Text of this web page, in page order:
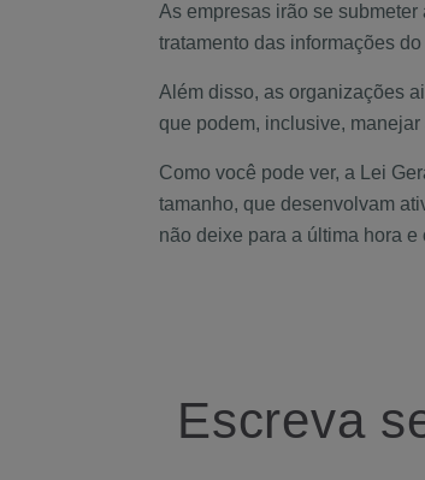
As empresas irão se
tratamento das informações do
Além disso, as organizações
que podem, inclusive,
Como você pode ver, a Lei
tamanho, que desenvolvam
não deixe para a última hora
Escreva